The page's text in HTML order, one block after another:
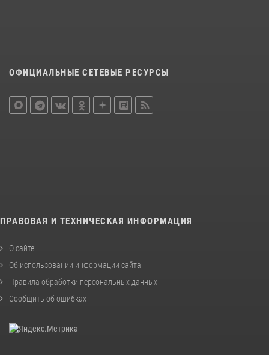
ОФИЦИАЛЬНЫЕ СЕТЕВЫЕ РЕСУРСЫ
ПРАВОВАЯ И ТЕХНИЧЕСКАЯ ИНФОРМАЦИЯ
О сайте
Об использовании информации сайта
Правила обработки персональных данных
Сообщить об ошибках